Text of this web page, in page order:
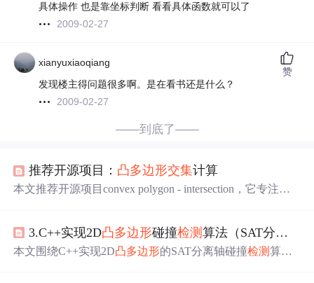
具体操作 也是靠坐标判断 看看具体函数就可以了
2009-02-27
xianyuxiaoqiang
发现楼主得问题很多啊。是在看书还是什么？
2009-02-27
赞
——到底了——
推荐开源项目： 凸多边形交集计算
本文推荐开源项目convex polygon - intersection，它专注于
域，具有易用、高效、开源等特点，还给出了快速启动指
南，是处理 凸多边形交集问题的实用工具。
3.C++实现2D凸多边形碰撞检测算法（SAT分离轴碰撞）
本文围绕C++实现2D凸多边形的SAT分离轴碰撞检测算法